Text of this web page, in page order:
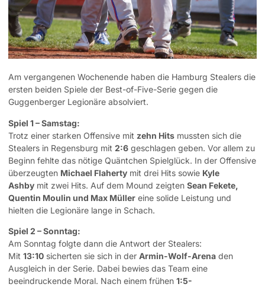
Am vergangenen Wochenende haben die Hamburg Stealers die
ersten beiden Spiele der Best-of-Five-Serie gegen die
Guggenberger Legionäre absolviert.
Spiel 1 – Samstag:
Trotz einer starken Offensive mit zehn Hits mussten sich die
Stealers in Regensburg mit 2:6 geschlagen geben. Vor allem zu
Beginn fehlte das nötige Quäntchen Spielglück. In der Offensive
überzeugten Michael Flaherty mit drei Hits sowie Kyle
Ashby mit zwei Hits. Auf dem Mound zeigten Sean Fekete,
Quentin Moulin und Max Müller eine solide Leistung und
hielten die Legionäre lange in Schach.
Spiel 2 – Sonntag:
Am Sonntag folgte dann die Antwort der Stealers:
Mit 13:10 sicherten sie sich in der Armin-Wolf-Arena den
Ausgleich in der Serie. Dabei bewies das Team eine
beeindruckende Moral. Nach einem frühen 1:5-